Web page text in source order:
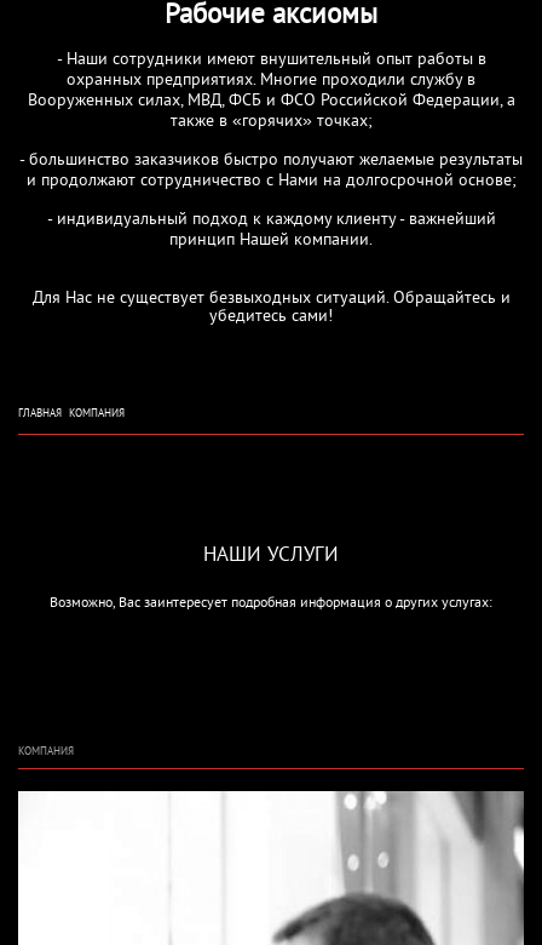
Рабочие аксиомы
- Наши сотрудники имеют внушительный опыт работы в
охранных предприятиях. Многие проходили службу в
Вооруженных силах, МВД, ФСБ и ФСО Российской Федерации, а
также в «горячих» точках;
- большинство заказчиков быстро получают желаемые результаты
и продолжают сотрудничество с Нами на долгосрочной основе;
- индивидуальный подход к каждому клиенту - важнейший
принцип Нашей компании.
Для Нас не существует безвыходных ситуаций. Обращайтесь и
убедитесь сами!
ГЛАВНАЯ КОМПАНИЯ
НАШИ УСЛУГИ
Возможно, Вас заинтересует подробная информация о других услугах:
КОМПАНИЯ